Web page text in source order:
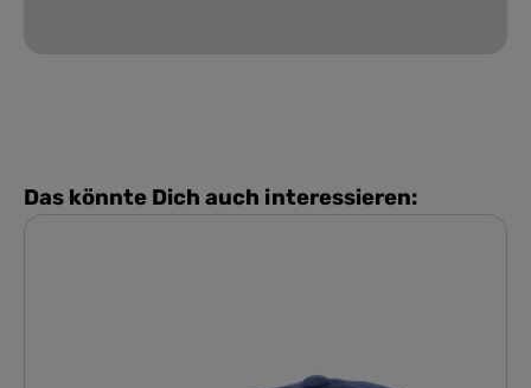
Das könnte Dich auch interessieren: